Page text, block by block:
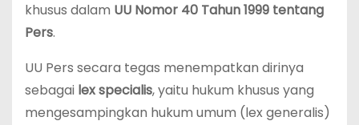
khusus dalam UU Nomor 40 Tahun 1999 tentang
Pers.
UU Pers secara tegas menempatkan dirinya
sebagai lex specialis, yaitu hukum khusus yang
mengesampingkan hukum umum (lex generalis)